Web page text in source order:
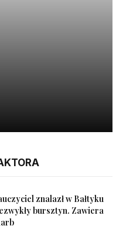
znalazł w Bałtyku
bursztyn. Zawiera